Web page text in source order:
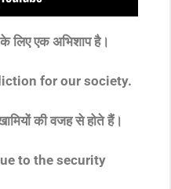
लिए एक अभिशाप है।
for our society.
की वजह से होते हैं।
to the security